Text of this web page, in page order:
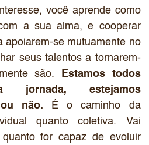
você aprende como
a sua alma, e cooperar
apoiarem-se mutuamente no
seus talentos a tornarem-
são.
Estamos todos
jornada, estejamos
não. É o caminho da
quanto coletiva. Vai
for capaz de evoluir